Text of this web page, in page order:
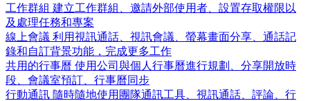
工作群組 建立工作群組、邀請外部使用者、設置存取權限以
及處理任務和專案
線上會議 利用視訊通話、視訊會議、螢幕畫面分享、通話記
錄和自訂背景功能，完成更多工作
共用的行事曆 使用公司與個人行事曆進行規劃、分享開放時
段、會議室預訂、行事曆同步
行動通訊 隨時隨地使用團隊通訊工具、視訊通話、評論、行